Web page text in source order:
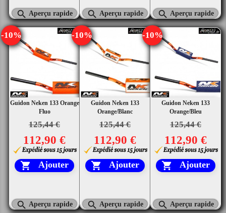
 Aperçu rapide  Aperçu rapide  Aperçu rapide
Guidon Neken 133 Orange
Fluo
125,44 €
-10%
112,90 €
 Ajouter
 Aperçu rapide
Guidon Neken 133
Orange/Blanc
125,44 €
-10%
112,90 €
 Ajouter
 Aperçu rapide
Guidon Neken 133
Orange/Bleu
125,44 €
-10%
112,90 €
 Ajouter
 Aperçu rapide